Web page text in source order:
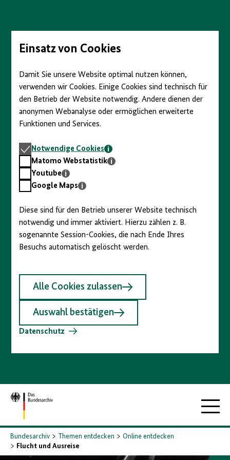
Seiteninhalt
springenEinsatz von Cookies
Damit Sie unsere Website optimal nutzen können,
verwenden wir Cookies. Einige Cookies sind technisch für
den Betrieb der Website notwendig. Andere dienen der
anonymen Webanalyse oder ermöglichen erweiterte
Funktionen und Services.
Notwendige
Cookies
Notwendige Cookies
Matomo
Webstatistik
Matomo Webstatistik
Youtube
Youtube
GoogleGoogle Maps
Diese sind für den Betrieb unserer Website technisch
notwendig und immer aktiviert. Hierzu zählen z. B.
sogenannte Session-Cookies, die nach Ende Ihres
Besuchs automatisch gelöscht werden.
Alle Cookies zulassen
Auswahl bestätigen
Datenschutz
Zur
Startseite
Bundesarchiv Themen entdecken
Online entdecken
Flucht und Ausreise